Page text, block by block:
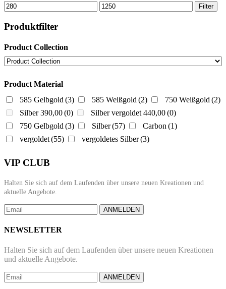
Min.
Preis
Max.
Preis
Filter
Produktfilter
Product Collection
Product Material
585 Gelbgold (3) 585 Weißgold (2) 750 Weißgold (2)
Silber 390,00(0) Silber vergoldet 440,00(0)
750 Gelbgold (3) Silber(57) Carbon (1)
vergoldet(55) vergoldetes Silber(3)
VIP CLUB
Halten Sie sich auf dem Laufenden über unsere neuen Kreationen und
aktuelle Angebote.
ANMELDEN
NEWSLETTER
Halten Sie sich auf dem Laufenden über unsere neuen Kreationen
und aktuelle Angebote.
ANMELDEN